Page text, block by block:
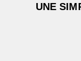
UNE